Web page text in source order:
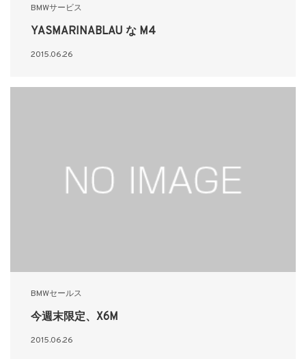
BMWサービス
YASMARINABLAU な M4
2015.06.26
BMWセールス
今週末限定、X6M
2015.06.26